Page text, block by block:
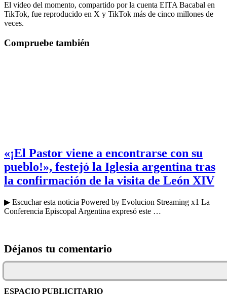
El video del momento, compartido por la cuenta EITA Bacabal en
TikTok, fue reproducido en X y TikTok más de cinco millones de
veces.
Compruebe también
«¡El Pastor viene a encontrarse con su
pueblo!», festejó la Iglesia argentina tras
la confirmación de la visita de León XIV
▶ Escuchar esta noticia Powered by Evolucion Streaming x1 La
Conferencia Episcopal Argentina expresó este …
Déjanos tu comentario
ESPACIO PUBLICITARIO